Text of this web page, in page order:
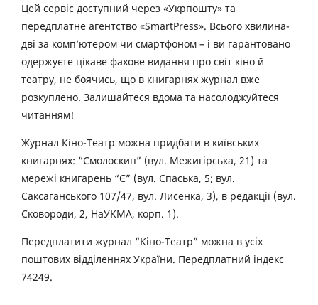
Цей сервіс доступний через «Укрпошту» та
передплатне агентство «SmartPress». Всього хвилина-
дві за комп’ютером чи смартфоном – і ви гарантовано
одержуєте цікаве фахове видання про світ кіно й
театру, не боячись, що в книгарнях журнал вже
розкуплено. Залишайтеся вдома та насолоджуйтеся
читанням!
Журнал Кіно-Театр можна придбати в київських
книгарнях: “Смолоскип” (вул. Межигірська, 21) та
мережі книгарень “Є” (вул. Спаська, 5; вул.
Саксаганського 107/47, вул. Лисенка, 3), в редакції (вул.
Сковороди, 2, НаУКМА, корп. 1).
Передплатити журнал “Кіно-Театр” можна в усіх
поштових відділеннях України. Передплатний індекс
74249.